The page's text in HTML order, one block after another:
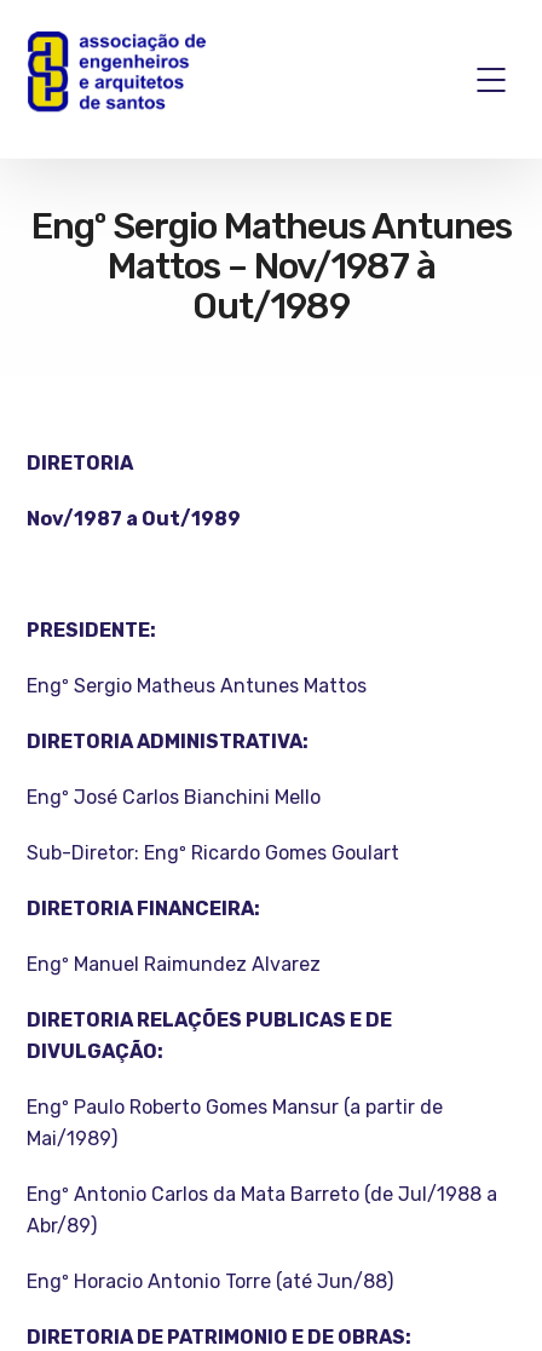
Engº Sergio Matheus Antunes
Mattos – Nov/1987 à
Out/1989
DIRETORIA
Nov/1987 a Out/1989
PRESIDENTE:
Engº Sergio Matheus Antunes Mattos
DIRETORIA ADMINISTRATIVA:
Engº José Carlos Bianchini Mello
Sub-Diretor: Engº Ricardo Gomes Goulart
DIRETORIA FINANCEIRA:
Engº Manuel Raimundez Alvarez
DIRETORIA RELAÇÕES PUBLICAS E DE
DIVULGAÇÃO:
Engº Paulo Roberto Gomes Mansur (a partir de
Mai/1989)
Engº Antonio Carlos da Mata Barreto (de Jul/1988 a
Abr/89)
Engº Horacio Antonio Torre (até Jun/88)
DIRETORIA DE PATRIMONIO E DE OBRAS: